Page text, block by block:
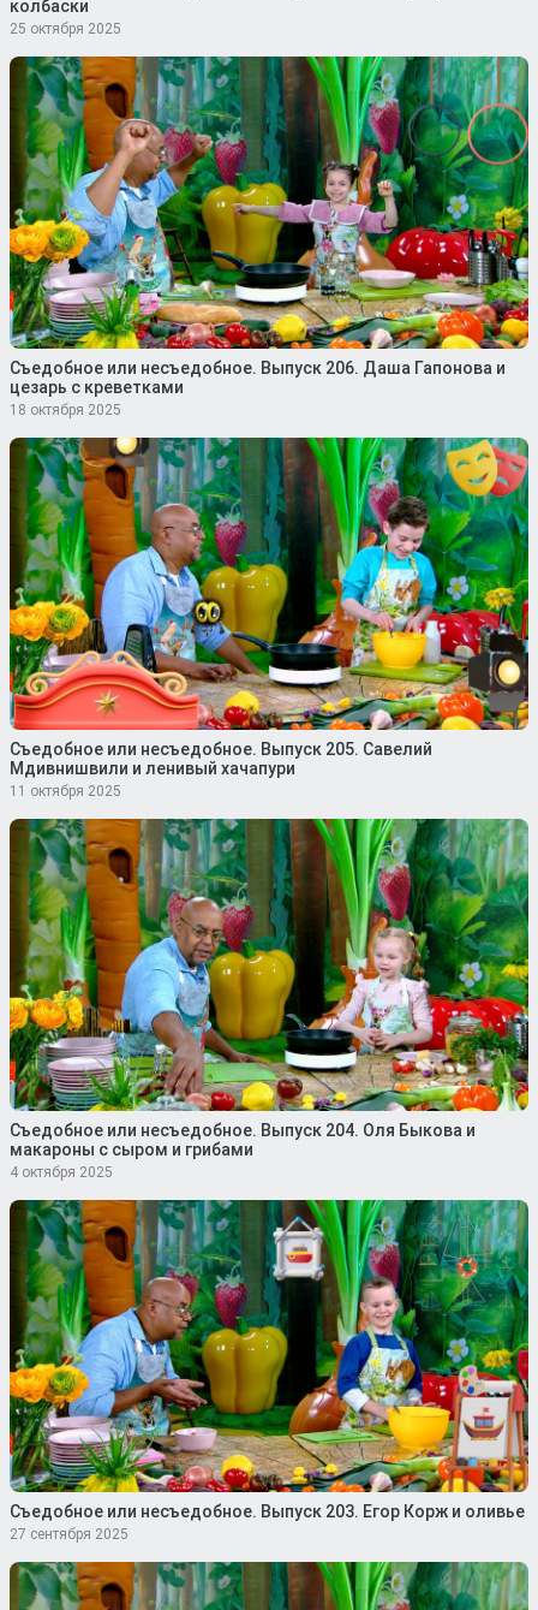
колбаски
25 октября 2025
Съедобное или несъедобное. Выпуск 206. Даша Гапонова и
цезарь с креветками
18 октября 2025
Съедобное или несъедобное. Выпуск 205. Савелий
Мдивнишвили и ленивый хачапури
11 октября 2025
Съедобное или несъедобное. Выпуск 204. Оля Быкова и
макароны с сыром и грибами
4 октября 2025
Съедобное или несъедобное. Выпуск 203. Егор Корж и оливье
27 сентября 2025